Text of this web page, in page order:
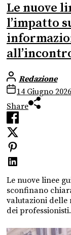
Le nuove
l’impatto
Redazione
14 Giugno 2026
Share
Le nuove linee
sconfinano
valutazioni delle
dei